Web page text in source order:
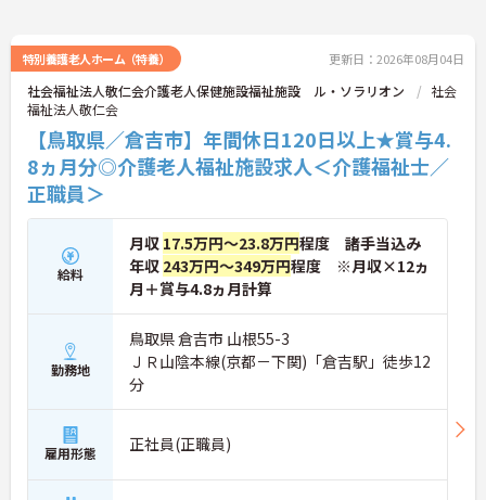
特別養護老人ホーム（特養） 更新日：2026年08月04日
社会福祉法人敬仁会介護老人保健施設福祉施設 ル・ソラリオン
社会
福祉法人敬仁会
【鳥取県／倉吉市】年間休日120日以上★賞与4.
8ヵ月分◎介護老人福祉施設求人＜介護福祉士／
正職員＞
給料
月収 17.5万円～23.8万円程度 諸手当込み
年収 243万円～349万円程度 ※月収×12ヵ
月＋賞与4.8ヵ月計算
勤務地
鳥取県 倉吉市 山根55-3
ＪＲ山陰本線(京都－下関)「倉吉駅」徒歩12
分
雇用形態 正社員(正職員)